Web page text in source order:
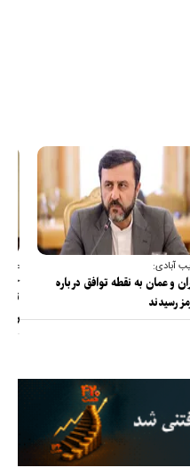
آبادی:
و عمان به نقطه توافق درباره
رسیدند
عضو
را